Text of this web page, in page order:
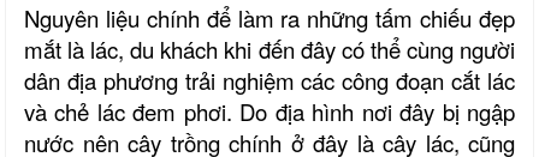
Nguyên liệu chính để làm ra những tấm chiếu đẹp
mắt là lác, du khách khi đến đây có thể cùng người
dân địa phương trải nghiệm các công đoạn cắt lác
và chẻ lác đem phơi. Do địa hình nơi đây bị ngập
nước nên cây trồng chính ở đây là cây lác, cũng